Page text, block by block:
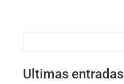
Ultimas entradas